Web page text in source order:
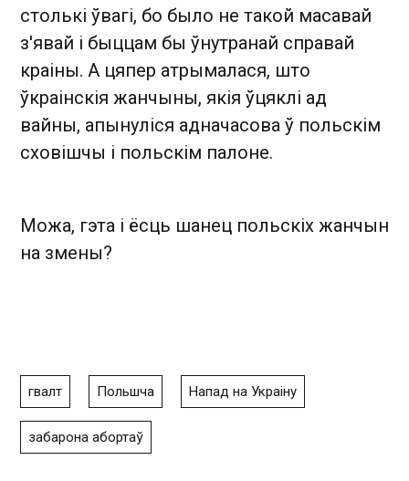
столькі ўвагі, бо было не такой масавай
з'явай і быццам бы ўнутранай справай
краіны. А цяпер атрымалася, што
ўкраінскія жанчыны, якія ўцяклі ад
вайны, апынуліся адначасова ў польскім
сховішчы і польскім палоне.
Можа, гэта і ёсць шанец польскіх жанчын
на змены?
гвалт Польшча Напад на Украіну
забарона абортаў